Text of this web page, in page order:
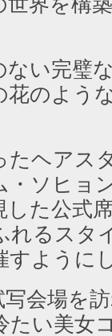
い完璧
花のよう
たヘアス
・ソヒョ
た公式
れるスタ
すように
会場を
たい美女